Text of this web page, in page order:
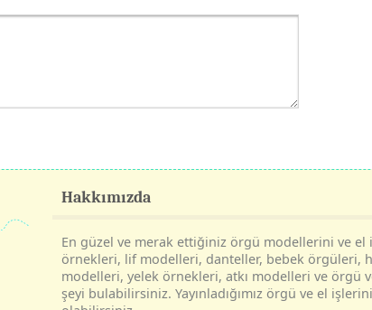
Hakkımızda
En güzel ve merak ettiğiniz örgü modellerini ve el
örnekleri, lif modelleri, danteller, bebek örgüleri,
modelleri, yelek örnekleri, atkı modelleri ve örgü
şeyi bulabilirsiniz. Yayınladığımız örgü ve el